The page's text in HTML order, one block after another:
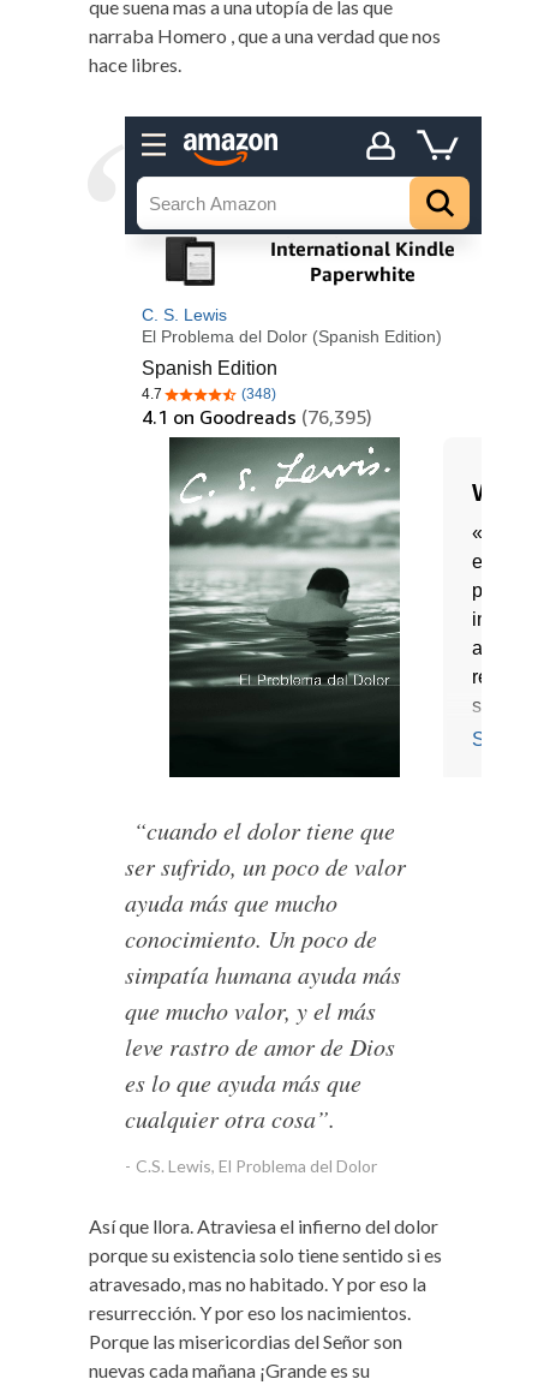
que suena mas a una utopía de las que
narraba Homero , que a una verdad que nos
hace libres.
“cuando el dolor tiene que
ser sufrido, un poco de valor
ayuda más que mucho
conocimiento. Un poco de
simpatía humana ayuda más
que mucho valor, y el más
leve rastro de amor de Dios
es lo que ayuda más que
cualquier otra cosa”.
C.S. Lewis, El Problema del Dolor
Así que llora. Atraviesa el infierno del dolor
porque su existencia solo tiene sentido si es
atravesado, mas no habitado. Y por eso la
resurrección. Y por eso los nacimientos.
Porque las misericordias del Señor son
nuevas cada mañana ¡Grande es su